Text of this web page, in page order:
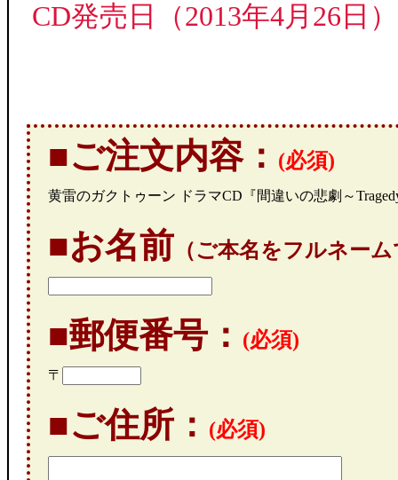
CD発売日（2013年4月26日
■ご注文内容： (必須)
黄雷のガクトゥーン ドラマCD『間違いの悲劇～
■お名前 （ご本名をフルネー
■郵便番号： (必須)
〒
■ご住所： (必須)